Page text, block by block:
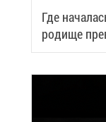
Где
ро­ди­ще
че­ский